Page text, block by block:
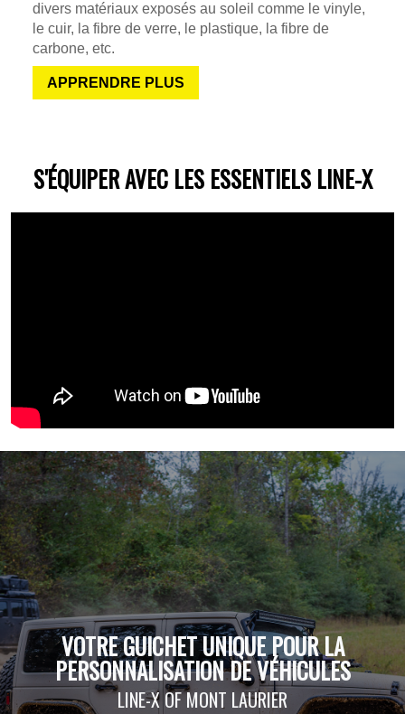
divers matériaux exposés au soleil comme le vinyle,
le cuir, la fibre de verre, le plastique, la fibre de
carbone, etc.
APPRENDRE PLUS
S'ÉQUIPER AVEC LES ESSENTIELS LINE-X
VOTRE GUICHET UNIQUE POUR LA
PERSONNALISATION DE VÉHICULES
LINE-X OF MONT LAURIER